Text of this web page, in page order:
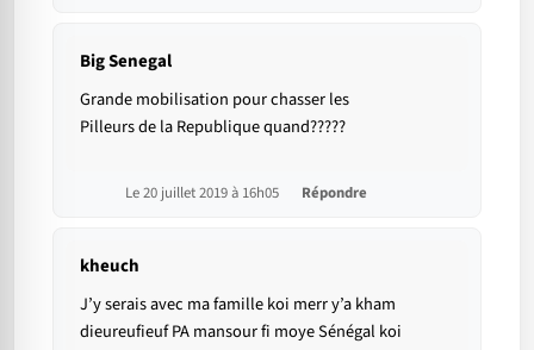
Big Senegal
Grande mobilisation pour chasser les
Pilleurs de la Republique quand?????
Le 20 juillet 2019 à 16h05 Répondre
kheuch
J’y serais avec ma famille koi merr y’a kham
dieureufieuf PA mansour fi moye Sénégal koi